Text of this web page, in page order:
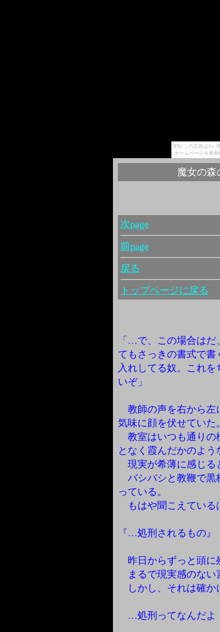
[PR] この広告は3ヶ
ホームページを更
魔女の森
次page
前page
戻る
トップページに戻る
「…で、この場合は
てもさっきの書式で
入れしてる奴。これ
いぞ」
教師の声を右から左
気味に顔を伏せていた
教室はいつも通りの
となく霞んだかのよ
現実が希薄に感じる
バシバシと教鞭で黒
っている。
もはや聞こえている
『…処刑されるもの』
昨日からずっと頭に
まるで現実感のない
しかし、それは確か
…処刑ってなんだよ